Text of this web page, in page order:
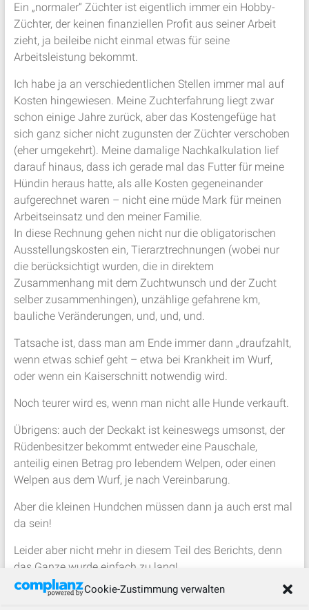
Cookie-Zustimmung verwalten
Ein „normaler“ Züchter ist eigentlich immer ein Hobby-
Züchter, der keinen finanziellen Profit aus seiner Arbeit
zieht, ja beileibe nicht einmal etwas für seine
Arbeitsleistung bekommt.
Ich habe ja an verschiedentlichen Stellen immer mal auf
Kosten hingewiesen. Meine Zuchterfahrung liegt zwar
schon einige Jahre zurück, aber das Kostengefüge hat
sich ganz sicher nicht zugunsten der Züchter verschoben
(eher umgekehrt). Meine damalige Nachkalkulation lief
darauf hinaus, dass ich gerade mal das Futter für meine
Hündin heraus hatte, als alle Kosten gegeneinander
aufgerechnet waren – nicht eine müde Mark für meinen
Arbeitseinsatz und den meiner Familie.
In diese Rechnung gehen nicht nur die obligatorischen
Ausstellungskosten ein, Tierarztrechnungen (wobei nur
die berücksichtigt wurden, die in direktem
Zusammenhang mit dem Zuchtwunsch und der Zucht
selber zusammenhingen), unzählige gefahrene km,
bauliche Veränderungen, und, und, und.
Tatsache ist, dass man am Ende immer dann „draufzahlt,
wenn etwas schief geht – etwa bei Krankheit im Wurf,
oder wenn ein Kaiserschnitt notwendig wird.
Noch teurer wird es, wenn man nicht alle Hunde verkauft.
Übrigens: auch der Deckakt ist keineswegs umsonst, der
Rüdenbesitzer bekommt entweder eine Pauschale,
anteilig einen Betrag pro lebendem Welpen, oder einen
Welpen aus dem Wurf, je nach Vereinbarung.
Aber die kleinen Hundchen müssen dann ja auch erst mal
da sein!
Leider aber nicht mehr in diesem Teil des Berichts, denn
das Ganze wurde einfach zu lang!
Weiterlesen könnt ihr den zweiten Teil (siehe auch die mit
* gekennzeichneten Gliederungspunkte von obern) unter